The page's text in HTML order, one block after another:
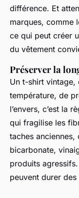
différence. Et
marques, comme
ce qui peut créer
du vêtement
Préserver la
Un t-shirt vintage,
température, de
l’envers, c’est la
qui fragilise les
taches
bicarbonate,
produits
peuvent durer des